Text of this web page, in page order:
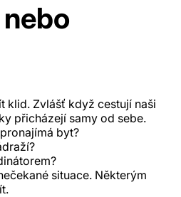
klid. Zvlášť když cestují naši
přicházejí samy od sebe.
byt?
situace. Některým